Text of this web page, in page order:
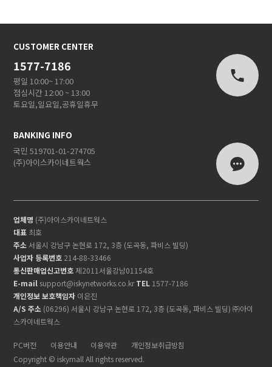
CUSTOMER CENTER
1577-7186
평일 10:00~ 17:00
점심시간 12:00 ~ 13:00
토요일,일요일,공휴일휴무
BANKING INFO
국민 519701-01-274705
(주)아이스카이네트웍스
업체명 (주)아이스카이네트웍스
대표 최호
주소서울시 강남구 논현로 172, 3층 (도곡동, 파비스 빌딩)
사업자 등록번호 214-88-33466
통신판매업신고번호 제2011서울강남01154호
E-mail support@iskynetworks.co.krTEL 1577-7186
개인정보 보호책임자 이은진
A/S 주소 (06296) 서울시 강남구 논현로 172, 3층 (도곡동, 파비스 빌딩) ㈜아이
스카이네트웍스
PC버전 이용안내 이용약관
개인정보취급방침
Copyright © iskymall All rights reserved.